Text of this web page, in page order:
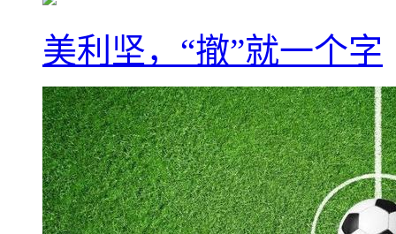
美利坚，“撤”就一个字